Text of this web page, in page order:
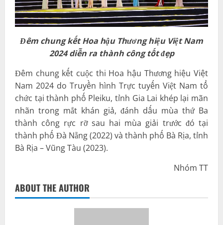
Đêm chung kết Hoa hậu Thương hiệu Việt Nam
2024 diễn ra thành công tốt đẹp
Đêm chung kết cuộc thi Hoa hậu Thương hiệu Việt
Nam 2024 do Truyền hình Trực tuyến Việt Nam tổ
chức tại thành phố Pleiku, tỉnh Gia Lai khép lại mãn
nhãn trong mắt khán giả, đánh dấu mùa thứ Ba
thành công rực rỡ sau hai mùa giải trước đó tại
thành phố Đà Nẵng (2022) và thành phố Bà Rịa, tỉnh
Bà Rịa – Vũng Tàu (2023).
Nhóm TT
ABOUT THE AUTHOR